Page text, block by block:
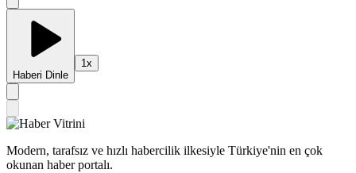
Haberi Dinle
1x
Modern, tarafsız ve hızlı habercilik ilkesiyle Türkiye'nin en çok
okunan haber portalı.